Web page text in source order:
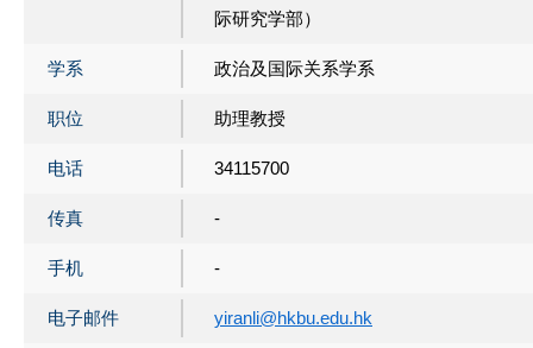
际研究学部）
学系 政治及国际关系学系
职位 助理教授
电话 34115700
传真 -
手机 -
电子邮件 yiranli@hkbu.edu.hk